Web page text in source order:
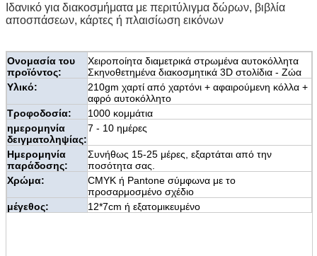
Ιδανικό για διακοσμήματα με περιτύλιγμα δώρων, βιβλία
αποσπάσεων, κάρτες ή πλαισίωση εικόνων
Ονομασία του
προϊόντος:
Χειροποίητα διαμετρικά στρωμένα αυτοκόλλητα
Σκηνοθετημένα διακοσμητικά 3D στολίδια - Ζώα
Υλικό:
210gm χαρτί από χαρτόνι + αφαιρούμενη κόλλα +
αφρό αυτοκόλλητο
Τροφοδοσία:
1000 κομμάτια
ημερομηνία
δειγματοληψίας:
7 - 10 ημέρες
Ημερομηνία
παράδοσης:
Συνήθως 15-25 μέρες, εξαρτάται από την
ποσότητα σας.
Χρώμα:
CMYK ή Pantone σύμφωνα με το
προσαρμοσμένο σχέδιο
μέγεθος:
12*7cm ή εξατομικευμένο